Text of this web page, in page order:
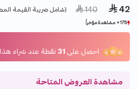
 42
Price reduced from
 140
to (شامل ضريبة القيمة
175+ مشاهدة مؤخراً
83+ بيع مؤخراً
175+ مشاهدة مؤخراً
83+ بيع مؤخراً
احصل على31 نقطة عند شراء هذا
مشاهدة العروض المتاحة